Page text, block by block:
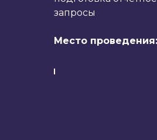
запросы
Место проведения: